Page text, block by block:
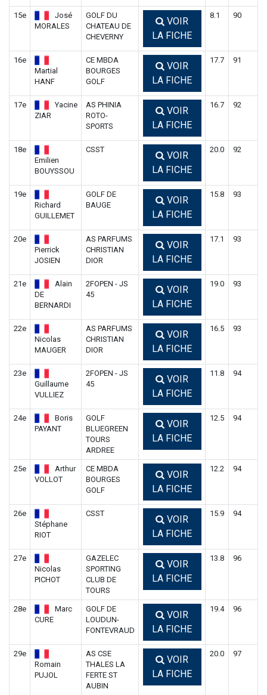
15e
José
MORALES
GOLF DU
CHATEAU DE
CHEVERNY
VOIR
LA FICHE
8.1 90
16e
Martial
HANF
CE MBDA
BOURGES
GOLF
VOIR
LA FICHE
17.7 91
17e
Yacine
ZIAR
AS PHINIA
ROTO-
SPORTS
VOIR
LA FICHE
16.7 92
18e
Emilien
BOUYSSOU
CSST
VOIR
LA FICHE
20.0 92
19e
Richard
GUILLEMET
GOLF DE
BAUGE
VOIR
LA FICHE
15.8 93
20e
Pierrick
JOSIEN
AS PARFUMS
CHRISTIAN
DIOR
VOIR
LA FICHE
17.1 93
21e
Alain
DE
BERNARDI
2FOPEN - JS
45
VOIR
LA FICHE
19.0 93
22e
Nicolas
MAUGER
AS PARFUMS
CHRISTIAN
DIOR
VOIR
LA FICHE
16.5 93
23e
Guillaume
VULLIEZ
2FOPEN - JS
45
VOIR
LA FICHE
11.8 94
24e
Boris
PAYANT
GOLF
BLUEGREEN
TOURS
ARDREE
VOIR
LA FICHE
12.5 94
25e
Arthur
VOLLOT
CE MBDA
BOURGES
GOLF
VOIR
LA FICHE
12.2 94
26e
Stéphane
RIOT
CSST
VOIR
LA FICHE
15.9 94
27e
Nicolas
PICHOT
GAZELEC
SPORTING
CLUB DE
TOURS
VOIR
LA FICHE
13.8 96
28e
Marc
CURE
GOLF DE
LOUDUN-
FONTEVRAUD
VOIR
LA FICHE
19.4 96
29e
Romain
PUJOL
AS CSE
THALES LA
FERTE ST
AUBIN
VOIR
LA FICHE
20.0 97